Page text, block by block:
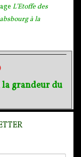
L’Etoffe des
à la
grandeur du